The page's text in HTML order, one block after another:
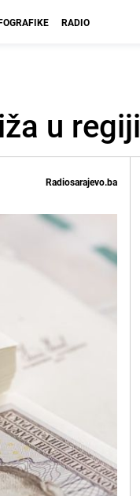
RADIO
u regiji
Radiosarajevo.ba